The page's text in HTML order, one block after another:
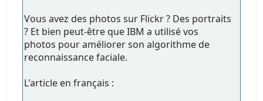
Vous avez des photos sur Flickr ? Des portraits
? Et bien peut-être que IBM a utilisé vos
photos pour améliorer son algorithme de
reconnaissance faciale.
L'article en français :